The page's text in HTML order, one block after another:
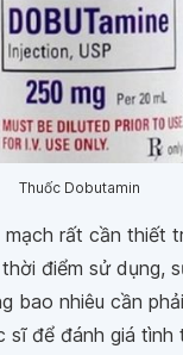
Thuốc Dobutamin
rất cần thiết
điểm sử dụng,
bao nhiêu cần
sĩ để đánh giá tình